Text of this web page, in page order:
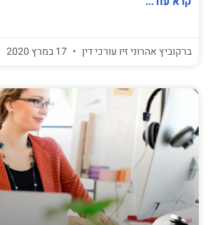
ברקוביץ אהרוני זיו עורכי דין